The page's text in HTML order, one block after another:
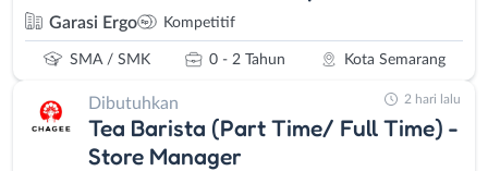
Garasi Ergo Kompetitif
SMA / SMK 0 - 2 Tahun Kota Semarang
Dibutuhkan
Tea Barista (Part Time/ Full Time) -
Store Manager
2 hari lalu